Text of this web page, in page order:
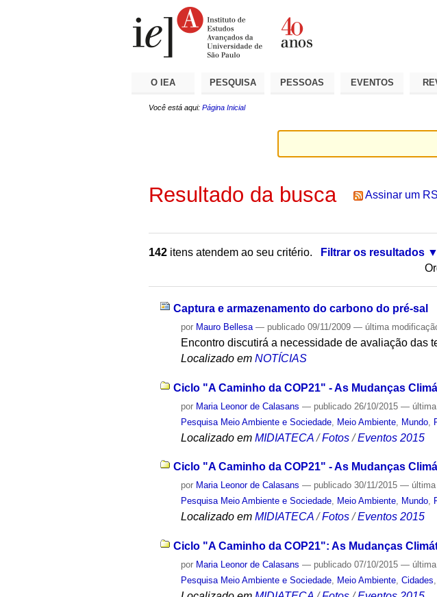
O IEA PESQUISA PESSOAS EVENTOS
Você está aqui: Página Inicial
Resultado da busca Assinar um
142 itens atendem ao seu critério.
Filtrar os resultados
Captura e armazenamento do carbono do pré-sal
por Mauro Bellesa — publicado 09/11/2009— última
Encontro discutirá a necessidade de avaliação das
Localizado em NOTÍCIAS
Ciclo "A Caminho da COP21" - As Mudanças
por Maria Leonor de Calasans — publicado 26/10/2015—
Pesquisa Meio Ambiente e Sociedade Meio Ambiente Mundo
Localizado em MIDIATECA /Fotos /Eventos 2015
Ciclo "A Caminho da COP21" - As Mudanças
por Maria Leonor de Calasans — publicado 30/11/2015—
Pesquisa Meio Ambiente e Sociedade, Meio Ambiente, Mundo,
Localizado em MIDIATECA /Fotos /Eventos 2015
Ciclo "A Caminho da COP21": As Mudanças
por Maria Leonor de Calasans — publicado 07/10/2015—
Pesquisa Meio Ambiente e Sociedade, Meio Ambiente,Cidades,